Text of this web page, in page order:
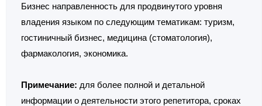
Бизнес направленность для продвинутого уровня
владения языком по следующим тематикам: туризм,
гостиничный бизнес, медицина (стоматология),
фармакология, экономика.
Примечание: для более полной и детальной
информации о деятельности этого репетитора, сроках